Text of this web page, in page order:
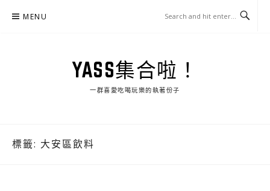
MENU
YASS集合啦！
一群喜愛吃喝玩樂的執著份子
標籤: 大安區飲料